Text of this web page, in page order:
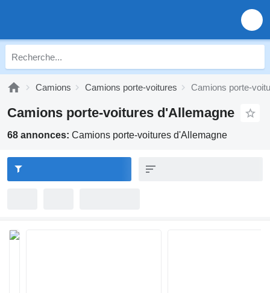
Camions Camions porte-voitures Camions porte-
Camions porte-voitures d'Allemagne
68 annonces: Camions porte-voitures d'Allemagne